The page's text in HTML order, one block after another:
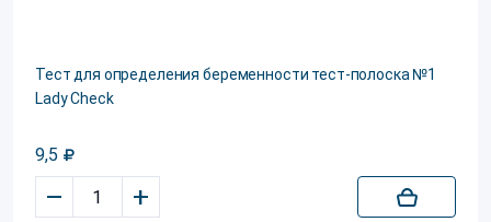
Тест для определения беременности тест-полоска №1
Lady Check
9,5
– +